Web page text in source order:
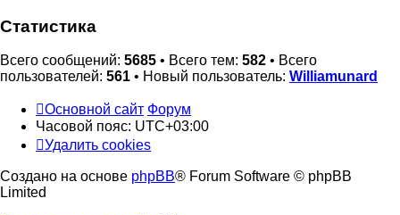
Статистика
Всего сообщений: 5685 • Всего тем: 582 • Всего
пользователей: 561 • Новый пользователь: Williamunard
Основной сайт Форум
Часовой пояс: UTC+03:00
Удалить cookies
Создано на основе phpBB® Forum Software © phpBB
Limited